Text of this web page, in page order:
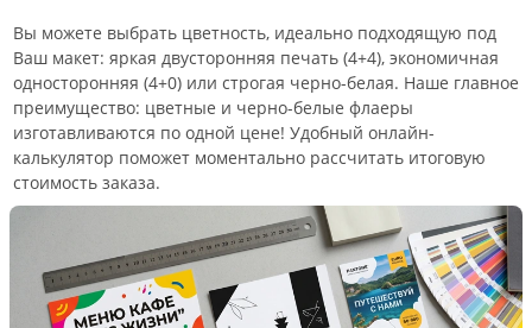
Вы можете выбрать цветность, идеально подходящую под
Ваш макет: яркая двусторонняя печать (4+4), экономичная
односторонняя (4+0) или строгая черно-белая. Наше главное
преимущество: цветные и черно-белые флаеры
изготавливаются по одной цене! Удобный онлайн-
калькулятор поможет моментально рассчитать итоговую
стоимость заказа.